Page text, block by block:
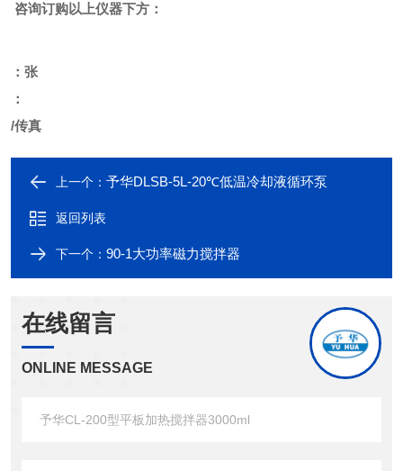
咨询订购以上仪器下方：
：张
：
/传真
上一个： 予华DLSB-5L-20℃低温冷却液循环泵
返回列表
下一个： 90-1大功率磁力搅拌器
在线留言
ONLINE MESSAGE